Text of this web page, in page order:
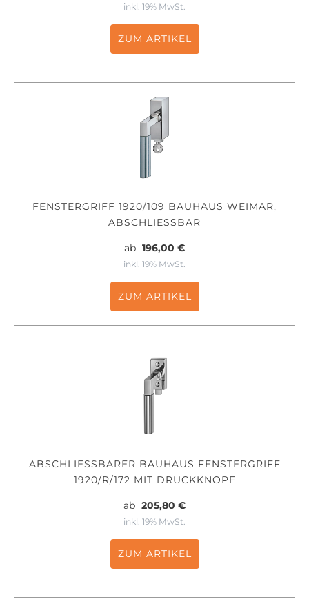
inkl. 19% MwSt.
ZUM ARTIKEL
FENSTERGRIFF 1920/109 BAUHAUS WEIMAR,
ABSCHLIESSBAR
ab 196,00 €
inkl. 19% MwSt.
ZUM ARTIKEL
ABSCHLIESSBARER BAUHAUS FENSTERGRIFF 1
920/R/172 MIT DRUCKKNOPF
ab 205,80 €
inkl. 19% MwSt.
ZUM ARTIKEL